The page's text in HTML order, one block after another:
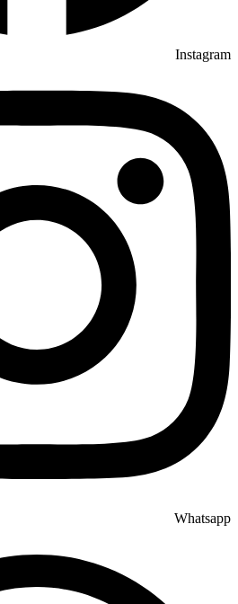
Instagram
Whatsapp